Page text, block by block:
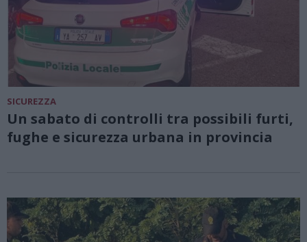
SICUREZZA
Un sabato di controlli tra possibili furti,
fughe e sicurezza urbana in provincia